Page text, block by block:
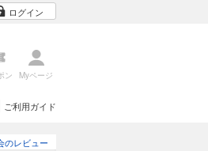
ログイン
ン Myページ
ご利用ガイド
レビュー